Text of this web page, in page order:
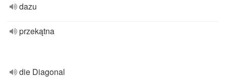
dazu
przekątna
die Diagonal